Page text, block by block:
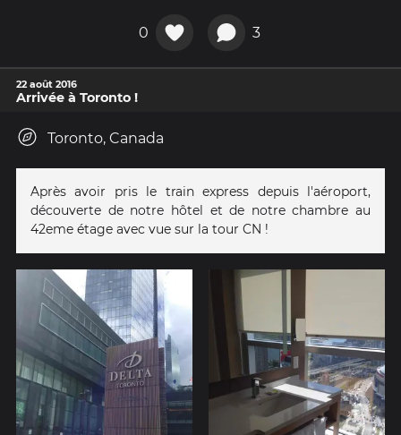
0 3
22 août 2016
Arrivée à Toronto !
Toronto, Canada
Après avoir pris le train express depuis l'aéroport,
découverte de notre hôtel et de notre chambre au
42eme étage avec vue sur la tour CN !